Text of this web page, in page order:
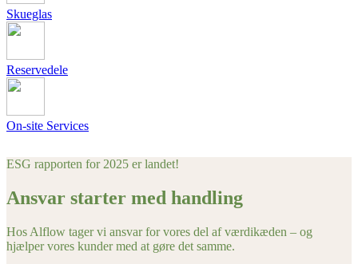
Skueglas
Reservedele
On-site Services
ESG rapporten for 2025 er landet!
Ansvar starter med handling
Hos Alflow tager vi ansvar for vores del af værdikæden – og
hjælper vores kunder med at gøre det samme.